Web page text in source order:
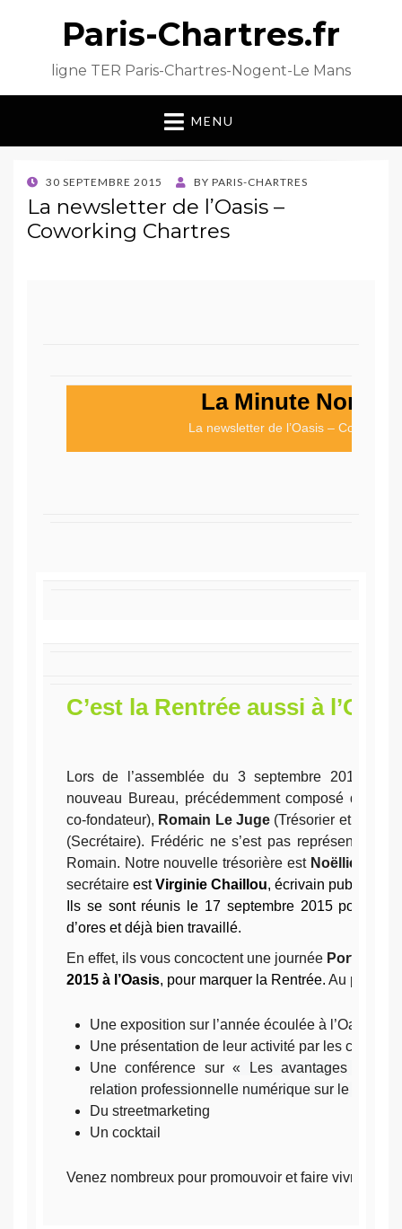
Paris-Chartres.fr
ligne TER Paris-Chartres-Nogent-Le Mans
MENU
POSTED
ON
30 SEPTEMBRE 2015 BY PARIS-CHARTRES
La newsletter de l’Oasis –
Coworking Chartres
La Minute
La newsletter de l’Oasis –
C’est la Rentrée aussi à
Lors de l’assemblée du 3 septembre 2015,
nouveau Bureau, précédemment composé de
co-fondateur), Romain Le Juge (Trésorier et co-
(Secrétaire). Frédéric ne s’est pas représenté et
Romain. Notre nouvelle trésorière est Noëllie Aulas
secrétaire estVirginie Chaillou, écrivain public.
Ils se sont réunis le 17 septembre 2015 pour la
d’ores et déjà bien travaillé.
En effet, ils vous concoctent une journée Portes
2015 à l’Oasis, pour marquer la Rentrée. Au
Une exposition sur l’année écoulée à l’Oasis et
Une présentation de leur activité par les
Une conférence sur« Les avantages et
relation professionnelle numérique sur le web
Du streetmarketing
Un cocktail
Venez nombreux pour promouvoir et faire vivre le